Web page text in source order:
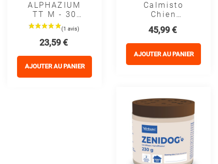
ALPHAZIUM
TT M - 30
Bouchées -
TVM
Prix
23,59 €
AJOUTER AU PANIER
Calmisto
Chien
Sérénité
Quotidienne
Prix
45,99 €
AJOUTER AU PANIER